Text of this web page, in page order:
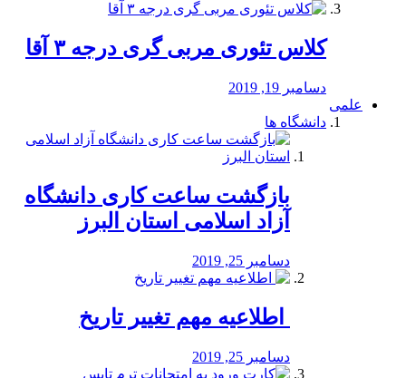
کلاس تئوری مربی گری درجه ۳ آقا
دسامبر 19, 2019
علمی
دانشگاه ها
بازگشت ساعت کاری دانشگاه
آزاد اسلامی استان البرز
دسامبر 25, 2019
️ اطلاعیه مهم تغییر تاریخ
دسامبر 25, 2019